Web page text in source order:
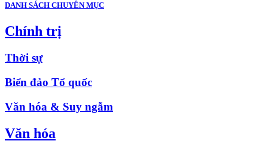
DANH SÁCH CHUYÊN MỤC
Chính trị
Thời sự
Biển đảo Tổ quốc
Văn hóa & Suy ngẫm
Văn hóa